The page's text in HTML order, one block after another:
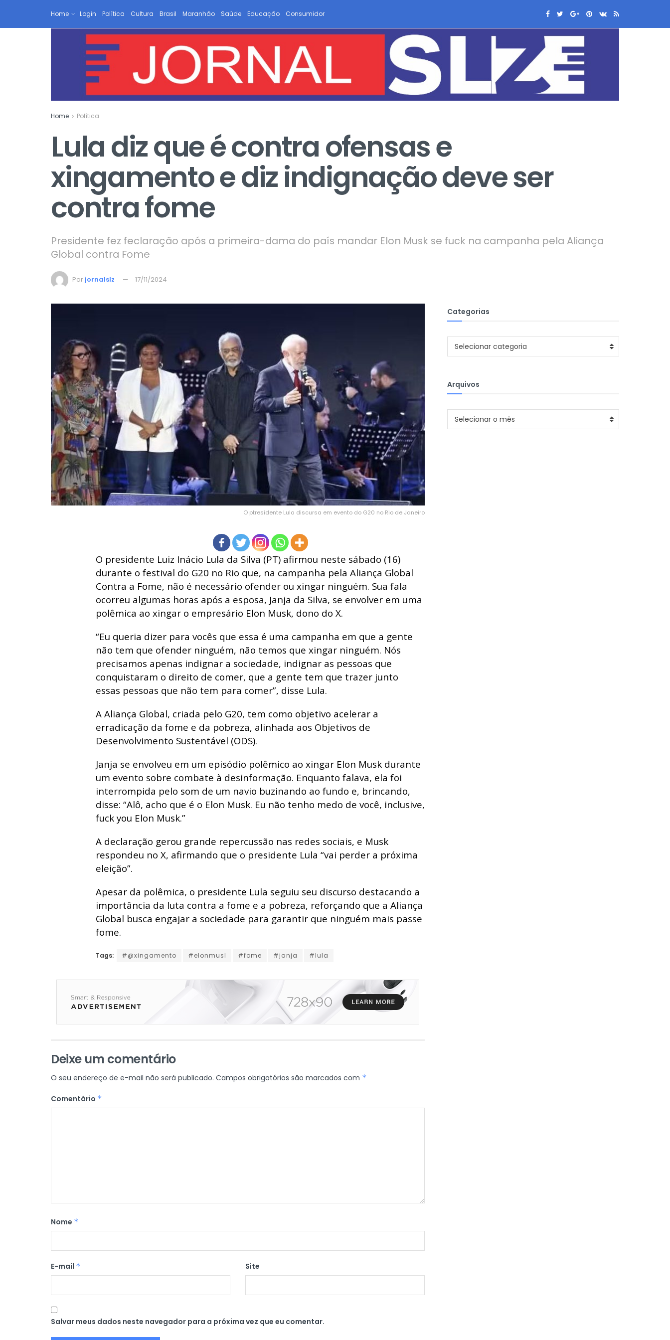
Home Login Política Cultura Brasil Maranhão Saúde Educação Consumidor
Home Política
Lula diz que é contra ofensas e
xingamento e diz indignação deve ser
contra fome
Presidente fez feclaração após a primeira-dama do país mandar Elon Musk se fuck na campanha pela Aliança
Global contra Fome
Por jornalslz 17/11/2024
O ptresidente Lula discursa em evento do G20 no Rio de Janeiro
O presidente Luiz Inácio Lula da Silva (PT) afirmou neste sábado (16)
durante o festival do G20 no Rio que, na campanha pela Aliança Global
Contra a Fome, não é necessário ofender ou xingar ninguém. Sua fala
ocorreu algumas horas após a esposa, Janja da Silva, se envolver em uma
polêmica ao xingar o empresário Elon Musk, dono do X.
“Eu queria dizer para vocês que essa é uma campanha em que a gente
não tem que ofender ninguém, não temos que xingar ninguém. Nós
precisamos apenas indignar a sociedade, indignar as pessoas que
conquistaram o direito de comer, que a gente tem que trazer junto
essas pessoas que não tem para comer”, disse Lula.
A Aliança Global, criada pelo G20, tem como objetivo acelerar a
erradicação da fome e da pobreza, alinhada aos Objetivos de
Desenvolvimento Sustentável (ODS).
Janja se envolveu em um episódio polêmico ao xingar Elon Musk durante
um evento sobre combate à desinformação. Enquanto falava, ela foi
interrompida pelo som de um navio buzinando ao fundo e, brincando,
disse: “Alô, acho que é o Elon Musk. Eu não tenho medo de você, inclusive,
fuck you Elon Musk.”
A declaração gerou grande repercussão nas redes sociais, e Musk
respondeu no X, afirmando que o presidente Lula “vai perder a próxima
eleição”.
Apesar da polêmica, o presidente Lula seguiu seu discurso destacando a
importância da luta contra a fome e a pobreza, reforçando que a Aliança
Global busca engajar a sociedade para garantir que ninguém mais passe
fome.
Tags: #@xingamento #elonmusl #fome #janja #lula
Deixe um comentário
O seu endereço de e-mail não será publicado. Campos obrigatórios são marcados com *
Comentário *
Nome *
E-mail * Site
Salvar meus dados neste navegador para a próxima vez que eu comentar.
Categorias
Categorias
Selecionar categoria
Arquivos
Arquivos
Selecionar o mês